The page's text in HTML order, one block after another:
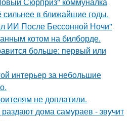
в ближайшие годы.
ИИ После Бессонной Ночи"
котом на билборде.
больше: первый или
интерьер за небольшие
не доплатили.
дома самураев - звучит